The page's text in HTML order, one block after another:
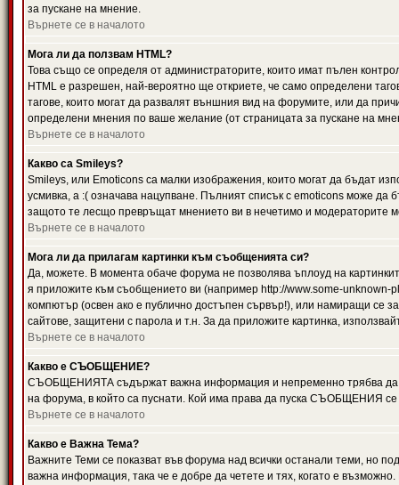
за пускане на мнение.
Върнете се в началото
Мога ли да ползвам HTML?
Това също се определя от администраторите, които имат пълен
HTML е разрешен, най-вероятно ще откриете, че само определени
тагове, които могат да развалят външния вид на форумите, или да
определени мнения по ваше желание (от страницата за пускане на
Върнете се в началото
Какво са Smileys?
Smileys, или Emoticons са малки изображения, които могат да бъдат
усмивка, а :( означава нацупване. Пълният списък с emoticons може да
защото те лесщо превръщат мнението ви в нечетимо и модераторите
Върнете се в началото
Мога ли да прилагам картинки към съобщенията си?
Да, можете. В момента обаче форума не позволява ъплоуд на
я приложите към съобщението ви (например http://www.some-
компютър (освен ако е публично достъпен сървър!), или намиращи се
сайтове, защитени с парола и т.н. За да приложите картинка,
Върнете се в началото
Какво е СЪОБЩЕНИЕ?
СЪОБЩЕНИЯТА съдържат важна информация и непременно трябва да
на форума, в който са пуснати. Кой има права да пуска СЪОБЩЕНИЯ се
Върнете се в началото
Какво е Важна Тема?
Важните Теми се показват във форума над всички останали теми,
важна информация, така че е добре да четете и тях, когато е